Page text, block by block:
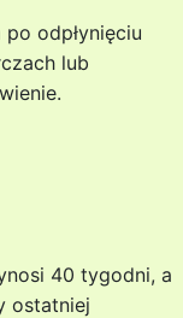
odpłynięciu
lub
40 tygodni, a
ostatniej